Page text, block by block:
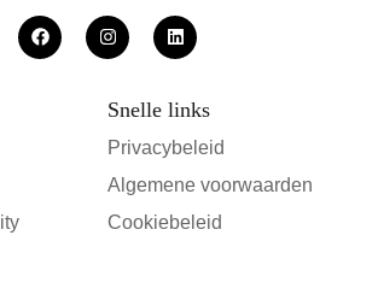
Snelle links
Privacybeleid
Algemene voorwaarden
Cookiebeleid